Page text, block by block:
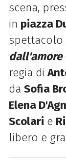
scena,
in piazza
spettacolo
dall'amore
regia di
da Sofia
Elena
Scolari e
libero e